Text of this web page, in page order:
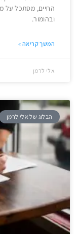
החיים, מסתכל על
ובהומור.
המשך קריאה »
אלי לרמן
הבלוג של אלי לרמן